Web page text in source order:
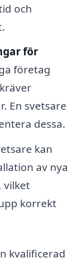
och
för
företag
En svetsare
dessa.
kan
av nya
vilket
korrekt
kvalificerad